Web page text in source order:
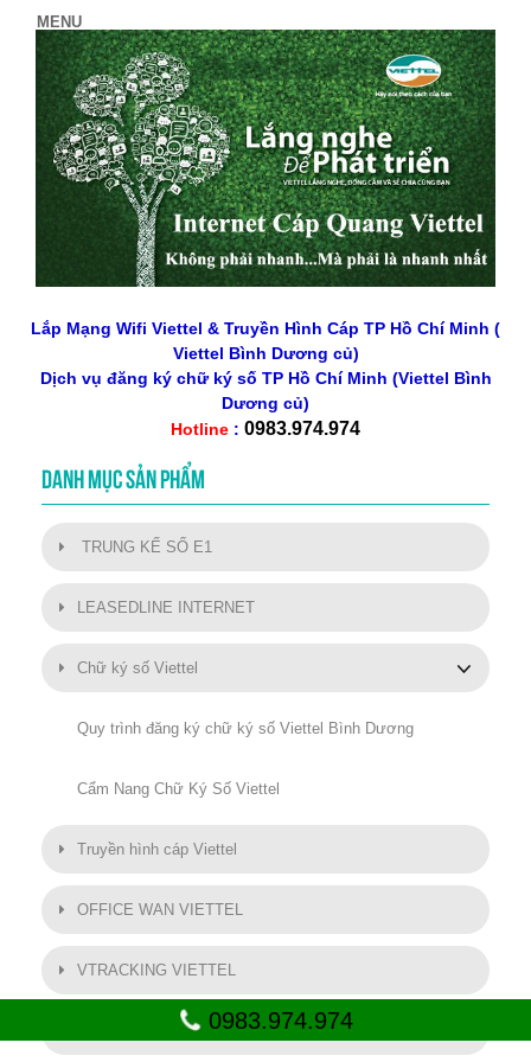
Lắp Mạng Wifi Viettel & Truyền Hình Cáp TP Hồ Chí Minh (
Viettel Bình Dương củ)
Dịch vụ đăng ký chữ ký số TP Hồ Chí Minh (Viettel Bình
Dương củ)
Hotline : 0983.974.974
DANH MỤC SẢN PHẨM
TRUNG KẾ SỐ E1
LEASEDLINE INTERNET
Chữ ký số Viettel
Quy trình đăng ký chữ ký số Viettel Bình Dương
Cẩm Nang Chữ Ký Số Viettel
Truyền hình cáp Viettel
OFFICE WAN VIETTEL
VTRACKING VIETTEL
Hóa Đơn Điện Tử Viettel0983.974.974